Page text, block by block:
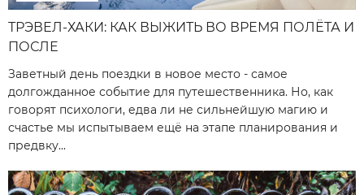
ТРЭВЕЛ-ХАКИ: КАК ВЫЖИТЬ ВО ВРЕМЯ ПОЛЁТА И
ПОСЛЕ
Заветный день поездки в новое место - самое
долгожданное событие для путешественника. Но, как
говорят психологи, едва ли не сильнейшую магию и
счастье мы испытываем ещё на этапе планирования и
предвку...